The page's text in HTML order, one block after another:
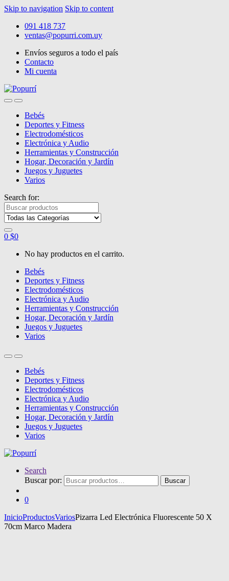
Skip to navigation Skip to content
091 418 737
ventas@popurri.com.uy
Envíos seguros a todo el país
Contacto
Mi cuenta
Bebés
Deportes y Fitness
Electrodomésticos
Electrónica y Audio
Herramientas y Construcción
Hogar, Decoración y Jardín
Juegos y Juguetes
Varios
Search for:
0 $0
No hay productos en el carrito.
Bebés
Deportes y Fitness
Electrodomésticos
Electrónica y Audio
Herramientas y Construcción
Hogar, Decoración y Jardín
Juegos y Juguetes
Varios
Bebés
Deportes y Fitness
Electrodomésticos
Electrónica y Audio
Herramientas y Construcción
Hogar, Decoración y Jardín
Juegos y Juguetes
Varios
Search
Buscar por:
Buscar
0
InicioProductosVariosPizarra Led Electrónica Fluorescente 50 X
70cm Marco Madera